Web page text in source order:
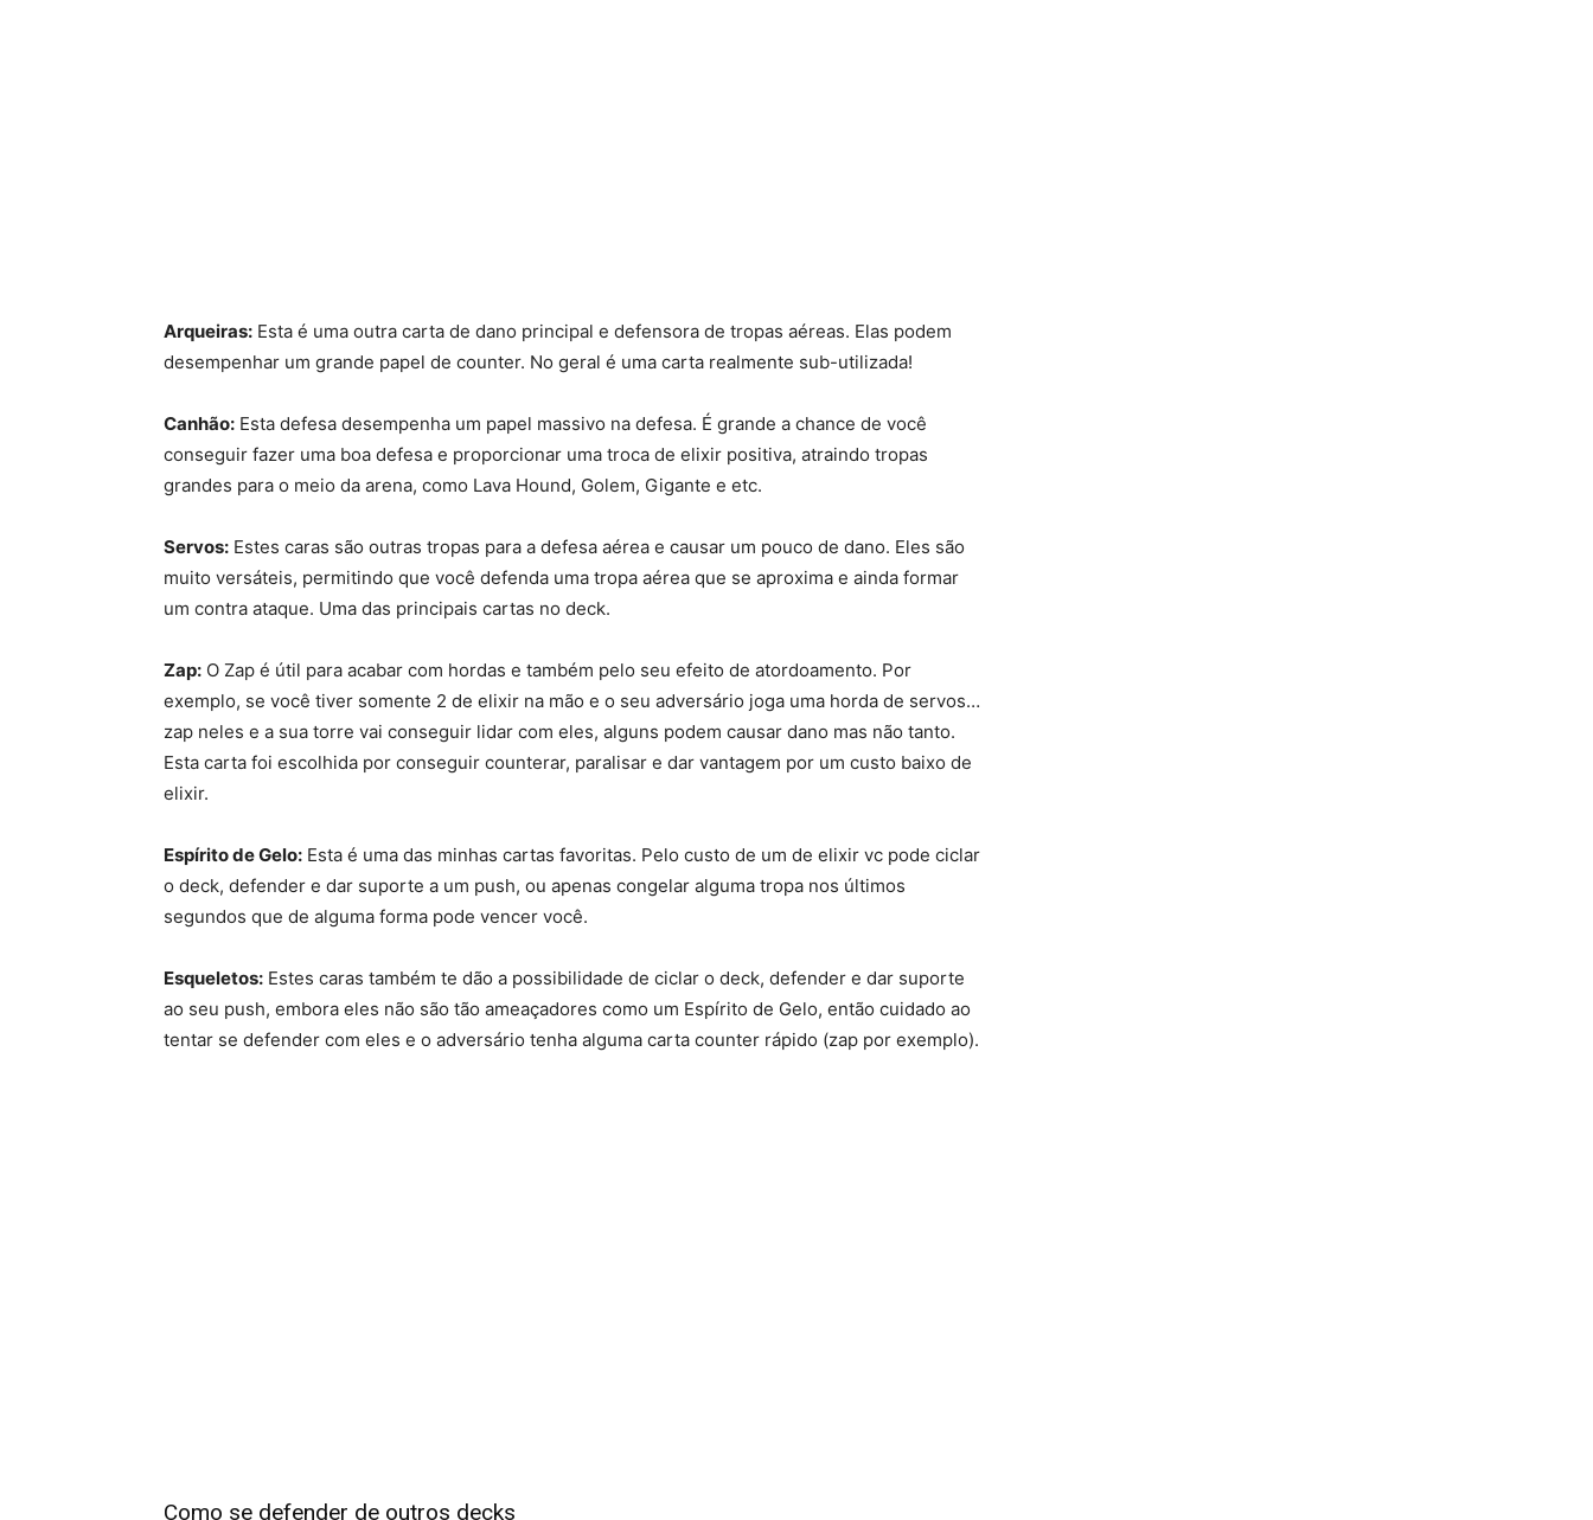
Arqueiras: Esta é uma outra carta de dano principal e defensora de tropas aéreas. Elas podem
desempenhar um grande papel de counter. No geral é uma carta realmente sub-utilizada!
Canhão: Esta defesa desempenha um papel massivo na defesa. É grande a chance de você
conseguir fazer uma boa defesa e proporcionar uma troca de elixir positiva, atraindo tropas
grandes para o meio da arena, como Lava Hound, Golem, Gigante e etc.
Servos: Estes caras são outras tropas para a defesa aérea e causar um pouco de dano. Eles são
muito versáteis, permitindo que você defenda uma tropa aérea que se aproxima e ainda formar
um contra ataque. Uma das principais cartas no deck.
Zap: O Zap é útil para acabar com hordas e também pelo seu efeito de atordoamento. Por
exemplo, se você tiver somente 2 de elixir na mão e o seu adversário joga uma horda de servos…
zap neles e a sua torre vai conseguir lidar com eles, alguns podem causar dano mas não tanto.
Esta carta foi escolhida por conseguir counterar, paralisar e dar vantagem por um custo baixo de
elixir.
Espírito de Gelo: Esta é uma das minhas cartas favoritas. Pelo custo de um de elixir vc pode ciclar
o deck, defender e dar suporte a um push, ou apenas congelar alguma tropa nos últimos
segundos que de alguma forma pode vencer você.
Esqueletos: Estes caras também te dão a possibilidade de ciclar o deck, defender e dar suporte
ao seu push, embora eles não são tão ameaçadores como um Espírito de Gelo, então cuidado ao
tentar se defender com eles e o adversário tenha alguma carta counter rápido (zap por exemplo).
Como se defender de outros decks